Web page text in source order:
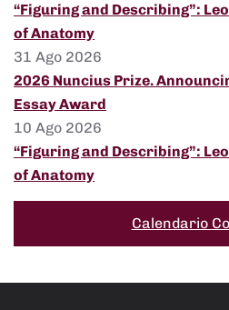
“Figuring and Describing”:
of Anatomy
31 Ago 2026
2026 Nuncius Prize.
Essay Award
10 Ago 2026
“Figuring and Describing”:
of Anatomy
Calendario